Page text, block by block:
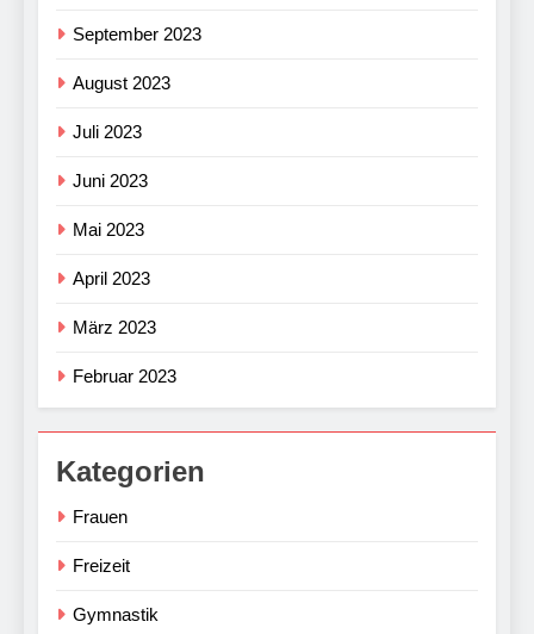
September 2023
August 2023
Juli 2023
Juni 2023
Mai 2023
April 2023
März 2023
Februar 2023
Kategorien
Frauen
Freizeit
Gymnastik